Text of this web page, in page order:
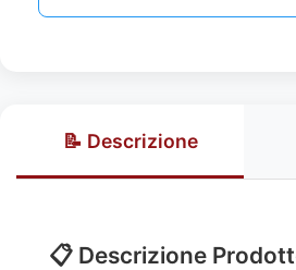
📝 Descrizione
📋 Descrizione